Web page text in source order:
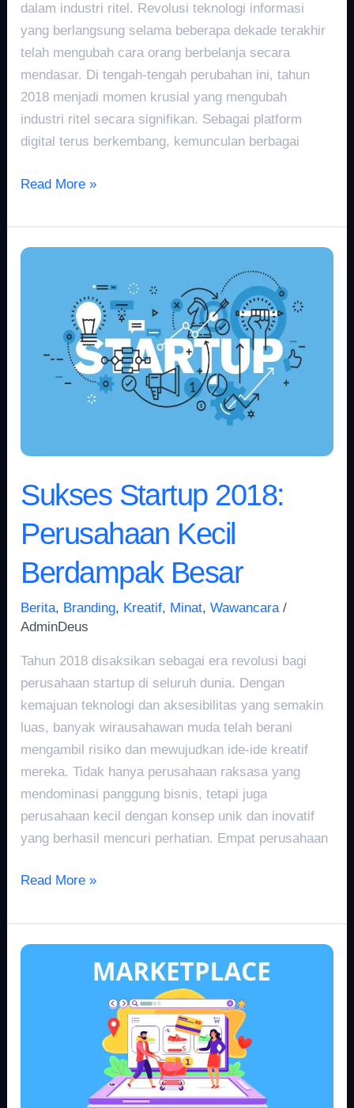
dalam industri ritel. Revolusi teknologi informasi
yang berlangsung selama beberapa dekade terakhir
telah mengubah cara orang berbelanja secara
mendasar. Di tengah-tengah perubahan ini, tahun
2018 menjadi momen krusial yang mengubah
industri ritel secara signifikan. Sebagai platform
digital terus berkembang, kemunculan berbagai
Read More »
Sukses Startup 2018:
Perusahaan Kecil
Berdampak Besar
Berita, Branding, Kreatif, Minat,Wawancara/
AdminDeus
Tahun 2018 disaksikan sebagai era revolusi bagi
perusahaan startup di seluruh dunia. Dengan
kemajuan teknologi dan aksesibilitas yang semakin
luas, banyak wirausahawan muda telah berani
mengambil risiko dan mewujudkan ide-ide kreatif
mereka. Tidak hanya perusahaan raksasa yang
mendominasi panggung bisnis, tetapi juga
perusahaan kecil dengan konsep unik dan inovatif
yang berhasil mencuri perhatian. Empat perusahaan
Sukses
Perusahaan
Berdampak
Read More »
Pertumbuhan
Mendorongnya?